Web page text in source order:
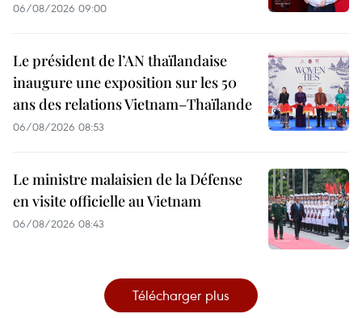
06/08/2026 09:00
Le président de l’AN thaïlandaise
inaugure une exposition sur les 50
ans des relations Vietnam–Thaïlande
06/08/2026 08:53
Le ministre malaisien de la Défense
en visite officielle au Vietnam
06/08/2026 08:43
Télécharger plus